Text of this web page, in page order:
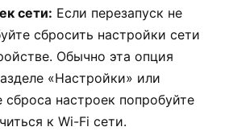
сети: Если перезапуск не
сбросить настройки сети
Обычно эта опция
«Настройки» или
сброса настроек попробуйте
к Wi-Fi сети.